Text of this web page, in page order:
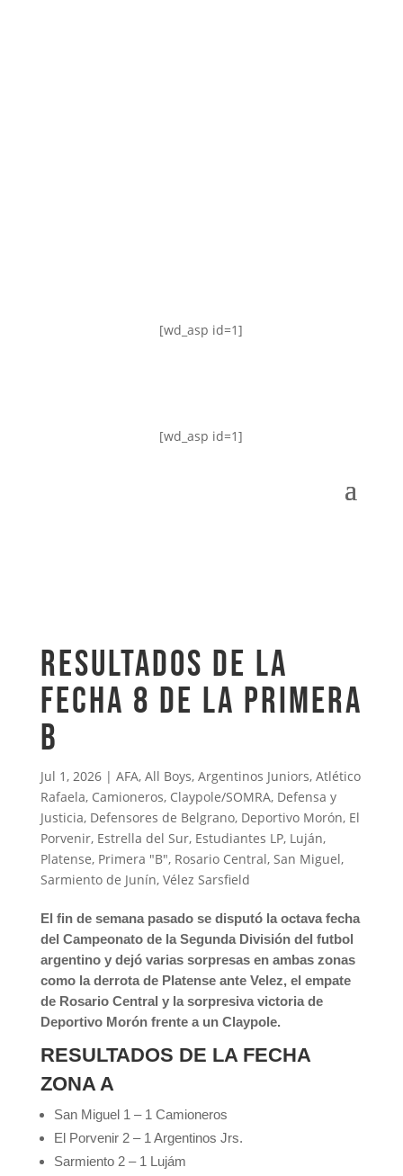
[wd_asp id=1]
[wd_asp id=1]
RESULTADOS DE LA
FECHA 8 DE LA PRIMERA
B
Jul 1, 2026| AFA, All Boys, Argentinos Juniors, Atlético
Rafaela, Camioneros, Claypole/SOMRA, Defensa y
Justicia, Defensores de Belgrano, Deportivo Morón, El
Porvenir, Estrella del Sur, Estudiantes LP, Luján,
Platense, Primera "B", Rosario Central, San Miguel,
Sarmiento de Junín, Vélez Sarsfield
El fin de semana pasado se disputó la octava fecha
del Campeonato de la Segunda División del futbol
argentino y dejó varias sorpresas en ambas zonas
como la derrota de Platense ante Velez, el empate
de Rosario Central y la sorpresiva victoria de
Deportivo Morón frente a un Claypole.
RESULTADOS DE LA FECHA
ZONA A
San Miguel 1 – 1 Camioneros
El Porvenir 2 – 1 Argentinos Jrs.
Sarmiento 2 – 1 Lujám